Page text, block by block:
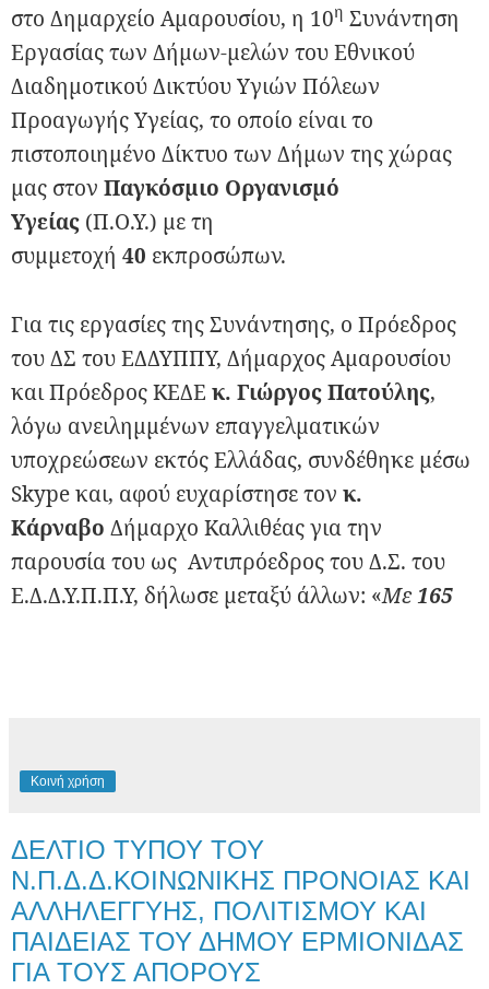
στο Δημαρχείο Αμαρουσίου, η 10η Συνάντηση
Εργασίας των Δήμων-μελών του Εθνικού
Διαδημοτικού Δικτύου Υγιών Πόλεων
Προαγωγής Υγείας, το οποίο είναι το
πιστοποιημένο Δίκτυο των Δήμων της χώρας
μας στον Παγκόσμιο Οργανισμό
Υγείας (Π.Ο.Υ.) με τη
συμμετοχή 40 εκπροσώπων.
Για τις εργασίες της Συνάντησης, ο Πρόεδρος
του ΔΣ του ΕΔΔΥΠΠΥ, Δήμαρχος Αμαρουσίου
και Πρόεδρος ΚΕΔΕ κ. Γιώργος Πατούλης,
λόγω ανειλημμένων επαγγελματικών
υποχρεώσεων εκτός Ελλάδας, συνδέθηκε μέσω
Skype και, αφού ευχαρίστησε τον κ.
Κάρναβο Δήμαρχο Καλλιθέας για την
παρουσία του ως Αντιπρόεδρος του Δ.Σ. του
Ε.Δ.Δ.Υ.Π.Π.Υ, δήλωσε μεταξύ άλλων: «Με165
Κοινή χρήση
ΔΕΛΤΙΟ ΤΥΠΟΥ ΤΟΥ
Ν.Π.Δ.Δ.ΚΟΙΝΩΝΙΚΗΣ ΠΡΟΝΟΙΑΣ ΚΑΙ
ΑΛΛΗΛΕΓΓΥΗΣ, ΠΟΛΙΤΙΣΜΟΥ ΚΑΙ
ΠΑΙΔΕΙΑΣ ΤΟΥ ΔΗΜΟΥ ΕΡΜΙΟΝΙΔΑΣ
ΓΙΑ ΤΟΥΣ ΑΠΟΡΟΥΣ